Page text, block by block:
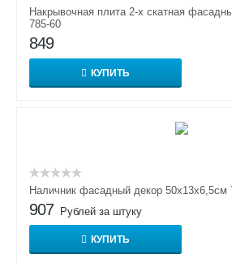
Накрывочная плита 2-х скатная
785-60
849
КУПИТЬ
Наличник фасадный декор 50х13х6,5см
907 Рублей за штуку
КУПИТЬ